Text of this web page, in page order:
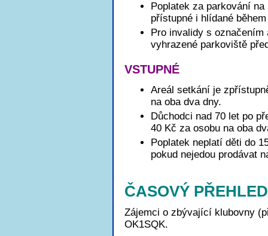
Poplatek za parkování
přístupné i hlídané
Pro invalidy s
vyhrazené parkoviště
VSTUPNÉ
Areál setkání je
na oba dva dny.
Důchodci nad 70 let po
40 Kč za osobu na oba
Poplatek neplatí děti do
pokud nejedou prodávat
ČASOVÝ
Zájemci o zbývající klubovny
OK1SQK.